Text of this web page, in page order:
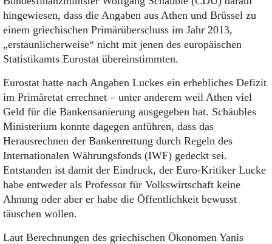
hingewiesen, dass die Angaben aus Athen und Brüssel zu
einem griechischen Primärüberschuss im Jahr 2013,
„erstaunlicherweise“ nicht mit jenen des europäischen
Statistikamts Eurostat übereinstimmten.
Eurostat hatte nach Angaben Luckes ein erhebliches Defizit
im Primäretat errechnet – unter anderem weil Athen viel
Geld für die Bankensanierung ausgegeben hat. Schäubles
Ministerium konnte dagegen anführen, dass das
Herausrechnen der Bankenrettung durch Regeln des
Internationalen Währungsfonds (IWF) gedeckt sei.
Entstanden ist damit der Eindruck, der Euro-Kritiker Lucke
habe entweder als Professor für Volkswirtschaft keine
Ahnung oder aber er habe die Öffentlichkeit bewusst
täuschen wollen.
Laut Berechnungen des griechischen Ökonomen Yanis